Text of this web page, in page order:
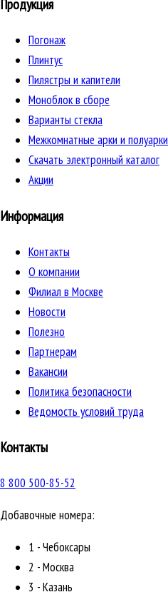
Продукция
Погонаж
Плинтус
Пилястры и капители
Моноблок в сборе
Варианты стекла
Межкомнатные арки и полуарки
Скачать электронный каталог
Акции
Информация
Контакты
О компании
Филиал в Москве
Новости
Полезно
Партнерам
Вакансии
Политика безопасности
Ведомость условий труда
Контакты
8 800 500-85-52
Добавочные номера:
1 - Чебоксары
2 - Москва
3 - Казань